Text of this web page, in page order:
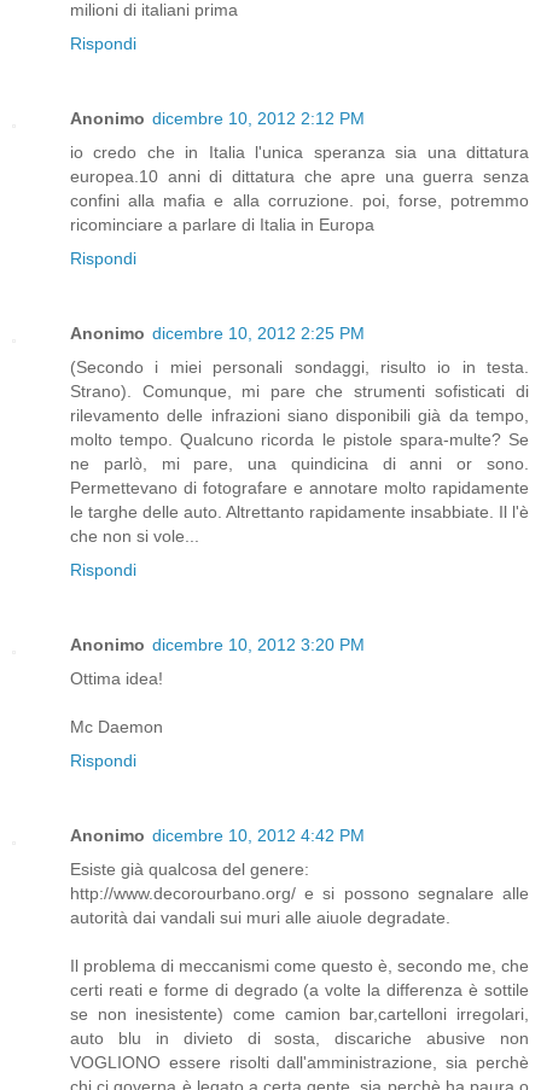
milioni di italiani prima
Rispondi
Anonimo dicembre 10, 2012 2:12 PM
io credo che in Italia l'unica speranza sia una dittatura
europea.10 anni di dittatura che apre una guerra senza
confini alla mafia e alla corruzione. poi, forse, potremmo
ricominciare a parlare di Italia in Europa
Rispondi
Anonimo dicembre 10, 2012 2:25 PM
(Secondo i miei personali sondaggi, risulto io in testa.
Strano). Comunque, mi pare che strumenti sofisticati di
rilevamento delle infrazioni siano disponibili già da tempo,
molto tempo. Qualcuno ricorda le pistole spara-multe? Se
ne parlò, mi pare, una quindicina di anni or sono.
Permettevano di fotografare e annotare molto rapidamente
le targhe delle auto. Altrettanto rapidamente insabbiate. Il l'è
che non si vole...
Rispondi
Anonimo dicembre 10, 2012 3:20 PM
Ottima idea!
Mc Daemon
Rispondi
Anonimo dicembre 10, 2012 4:42 PM
Esiste già qualcosa del genere:
http://www.decorourbano.org/ e si possono segnalare alle
autorità dai vandali sui muri alle aiuole degradate.
Il problema di meccanismi come questo è, secondo me, che
certi reati e forme di degrado (a volte la differenza è sottile
se non inesistente) come camion bar,cartelloni irregolari,
auto blu in divieto di sosta, discariche abusive non
VOGLIONO essere risolti dall'amministrazione, sia perchè